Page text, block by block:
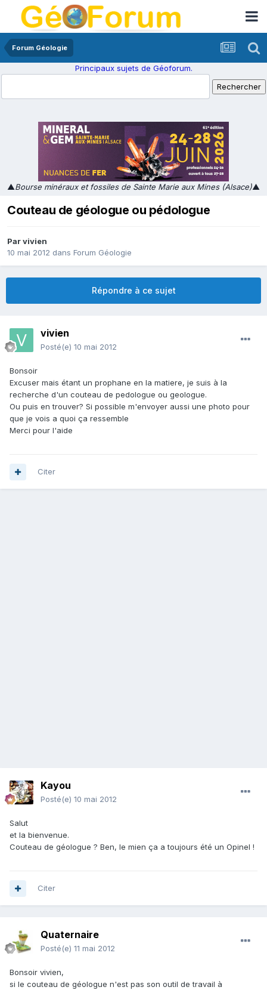
Forum Géologie
Principaux sujets de Géoforum.
▲Bourse minéraux et fossiles de Sainte Marie aux Mines (Alsace)▲
Couteau de géologue ou pédologue
Parvivien
10 mai 2012 dans Forum Géologie
Répondre à ce sujet
vivien
Posté(e) 10 mai 2012
Bonsoir
Excuser mais étant un prophane en la matiere, je suis à la
recherche d'un couteau de pedologue ou geologue.
Ou puis en trouver? Si possible m'envoyer aussi une photo pour
que je vois a quoi ça ressemble
Merci pour l'aide
Citer
Kayou
Posté(e) 10 mai 2012
Salut
et la bienvenue.
Couteau de géologue ? Ben, le mien ça a toujours été un Opinel !
Citer
Quaternaire
Posté(e) 11 mai 2012
Bonsoir vivien,
si le couteau de géologue n'est pas son outil de travail à